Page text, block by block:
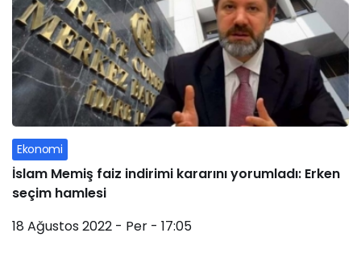
Ekonomi
İslam Memiş faiz indirimi kararını yorumladı: Erken
seçim hamlesi
18 Ağustos 2022 - Per - 17:05